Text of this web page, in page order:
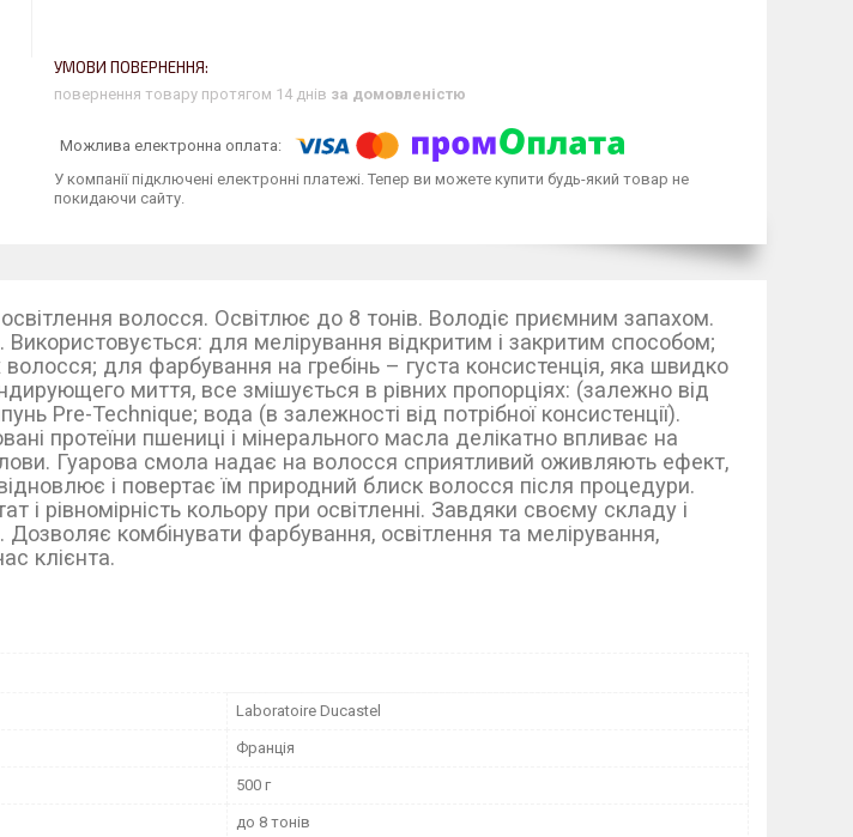
повернення товару протягом 14 днів за домовленістю
У компанії підключені електронні платежі. Тепер ви можете купити будь-який товар не
покидаючи сайту.
волосся. Освітлює до 8 тонів. Володіє приємним запахом.
для мелірування відкритим і закритим способом;
волосся; для фарбування на гребінь – густа консистенція, яка швидко
миття, все змішується в рівних пропорціях: (залежно від
Pre-Technique; вода (в залежності від потрібної консистенції).
протеїни пшениці і мінерального масла делікатно впливає на
Гуарова смола надає на волосся сприятливий оживляють ефект,
і повертає їм природний блиск волосся після процедури.
і рівномірність кольору при освітленні. Завдяки своєму складу і
Дозволяє комбінувати фарбування, освітлення та мелірування,
клієнта.
Laboratoire Ducastel
Франція
500 г
до 8 тонів